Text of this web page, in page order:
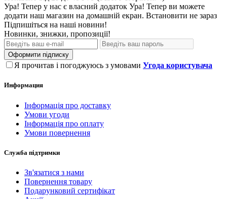
Ура! Тепер у нас є власний додаток Ура! Тепер ви можете
додати наш магазин на домашній екран. Встановити не зараз
Підпишіться на наші новини!
Новинки, знижки, пропозиції!
Оформити підписку
Я прочитав і погоджуюсь з умовами Угода користувача
Информация
Інформація про доставку
Умови угоди
Інформація про оплату
Умови повернення
Служба підтримки
Зв'язатися з нами
Повернення товару
Подарунковий сертифікат